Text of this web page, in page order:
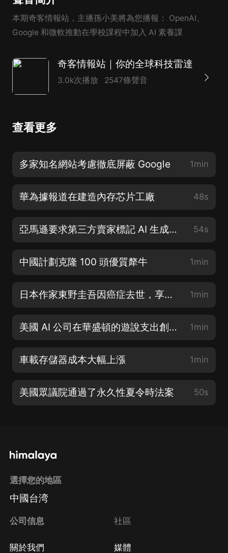
本期奇客情報站，主播孫小美將為您播報： OpenAI、
Google 和微軟推動在學校課程中加入 AI 素養課
奇客情報站｜你的全球科技雷達
3.0k次播放 2547條聲音
查看更多
多家知名網站考慮徹底屏蔽 Google 1min
華為據報道在建造內存芯片工廠 48s
亞馬遜要求第三方賣家標記 AI 生成圖像 54s
中國計劃克隆 100 頭優質犛牛 1min
日本作家東野圭吾因癌症去世，享年 68 歲 1min
美國 AI 公司在華盛頓的遊說支出創下記錄 1min
車載存儲器成本大幅上漲 1min
美國眾議院通過了永久性夏令時法案 50s
選擇您的地區
中國台湾
公司信息
關於我們
社區
媒體